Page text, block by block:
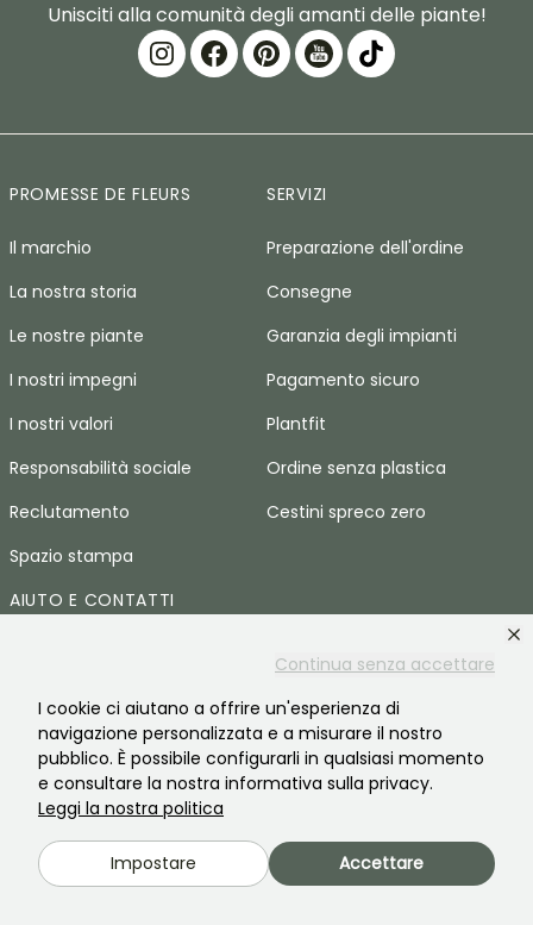
Continua senza accettare
I cookie ci aiutano a offrire un'esperienza di
navigazione personalizzata e a misurare il nostro
pubblico. È possibile configurarli in qualsiasi momento
e consultare la nostra informativa sulla privacy.
Leggi la nostra politica
Impostare Accettare
Unisciti alla comunità degli amanti delle piante!
PROMESSE DE FLEURS
Il marchio
La nostra storia
Le nostre piante
I nostri impegni
I nostri valori
Responsabilità sociale
Reclutamento
Spazio stampa
SERVIZI
Preparazione dell'ordine
Consegne
Garanzia degli impianti
Pagamento sicuro
Plantfit
Ordine senza plastica
Cestini spreco zero
AIUTO E CONTATTI
Contattaci
LINGUA
Promessedefleurs.com
Promessedefleurs.ie
Promessedefleurs.de